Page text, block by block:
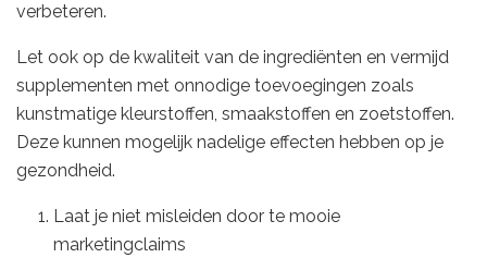
verbeteren.
Let ook op de kwaliteit van de ingrediënten en vermijd
supplementen met onnodige toevoegingen zoals
kunstmatige kleurstoffen, smaakstoffen en zoetstoffen.
Deze kunnen mogelijk nadelige effecten hebben op je
gezondheid.
Laat je niet misleiden door te mooie
marketingclaims